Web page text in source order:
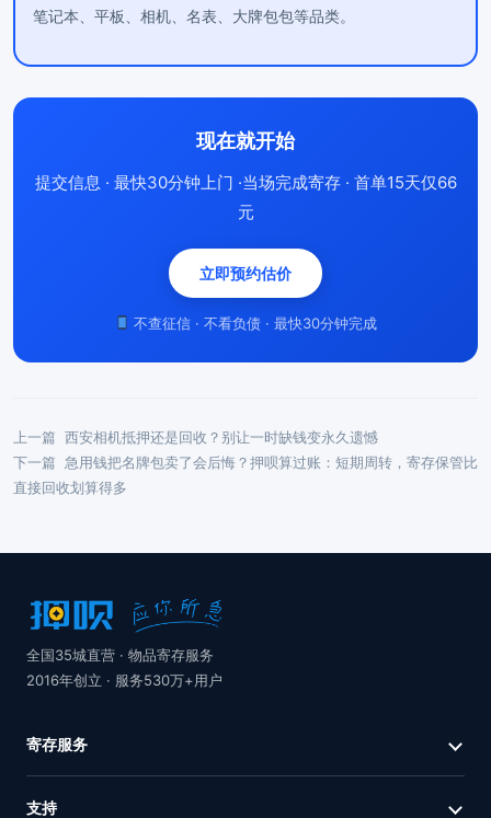
笔记本、平板、相机、名表、大牌包包等品类。
现在就开始
提交信息 · 最快30分钟上门 ·当场完成寄存 · 首单15天仅66
元
立即预约估价
不查征信 · 不看负债 · 最快30分钟完成
上一篇 西安相机抵押还是回收？别让一时缺钱变永久遗憾
下一篇
急用钱把名牌包卖了会后悔？押呗算过账：短期周转，寄存保管比
直接回收划算得多
全国35城直营 · 物品寄存服务
2016年创立 · 服务530万+用户
寄存服务
支持